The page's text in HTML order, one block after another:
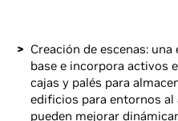
Creación de escenas:
base e incorpora activos
cajas y palés para
edificios para entornos al
pueden mejorar